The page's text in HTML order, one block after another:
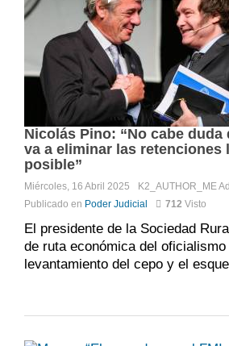
Nicolás Pino: “No cabe duda
va a eliminar las retenciones
posible”
Miércoles, 16 Abril 2025 K2_AUTHOR_ME
Publicado en Poder Judicial 712 Visto
El presidente de la Sociedad
de ruta económica del oficialismo
levantamiento del cepo y el